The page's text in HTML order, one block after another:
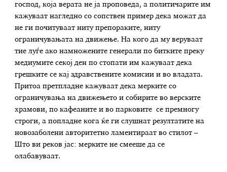
господ, која верата не ја проповеда, а политичарите им
кажуваат нагледно со сопствен пример дека можат да
не ги почитуваат ниту препораките, ниту
ограничувањата на движење. На кого да му веруваат
тие луѓе ако намножените генерали по битките преку
медиумите секој ден по стопати им кажуваат дека
грешките се кај здравствените комисии и во владата.
Притоа претпладне кажуваат дека мерките со
ограничувања на движењето и собирите во верските
храмови, по кафеаните и во парковите се премногу
строги, а попладне кога ќе ги слушнат резултатите на
новозаболени авторитетно ламентираат во стилот –
Што ви реков јас: мерките не смееше да се
олабавуваат.